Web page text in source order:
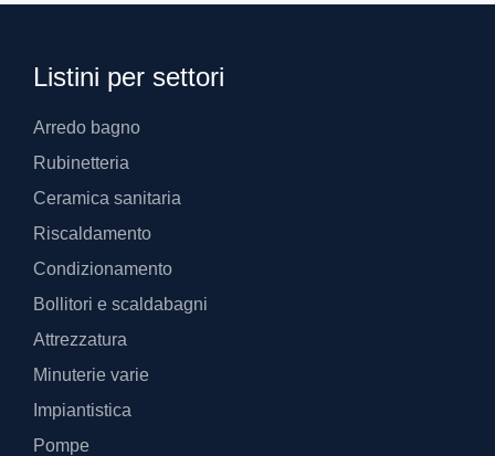
Listini per settori
Arredo bagno
Rubinetteria
Ceramica sanitaria
Riscaldamento
Condizionamento
Bollitori e scaldabagni
Attrezzatura
Minuterie varie
Impiantistica
Pompe